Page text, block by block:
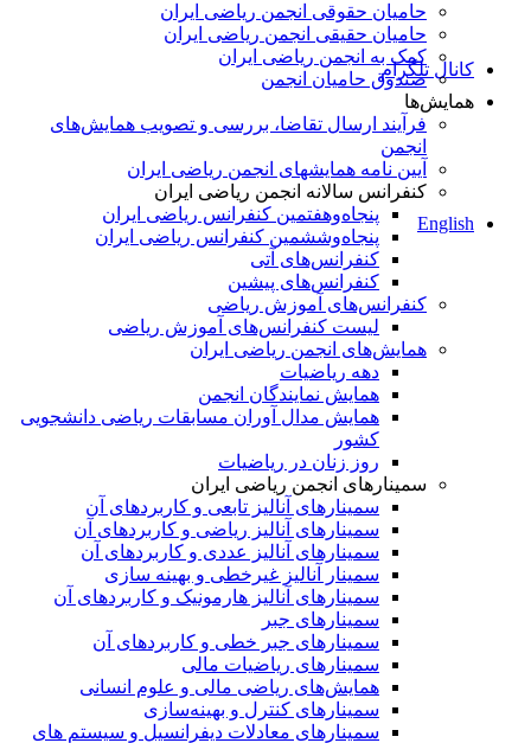
کانال تلگرام
English
حامیان حقوقی انجمن ریاضی ایران
حامیان حقیقی انجمن ریاضی ایران
کمک به انجمن ریاضی ایران
صندوق حامیان انجمن
همایش‌ها
فرآیند ارسال تقاضا، بررسی و تصویب همایش‌های
انجمن
آیین نامه همایشهای انجمن ریاضی ایران
کنفرانس‌ سالانه انجمن ریاضی ایران
پنجاه‌و‌هفتمین کنفرانس ریاضی ایران
پنجاه‌و‌ششمین کنفرانس ریاضی ایران
کنفرانس‌های آتی
کنفرانس‎‌های پیشین
کنفرانس‌های آموزش ریاضی
لیست کنفرانس‌های آموزش ریاضی
همایش‌های انجمن ریاضی ایران
دهه ریاضیات
همایش نمایندگان انجمن
همایش مدال آوران مسابقات ریاضی دانشجویی
کشور
روز زنان در ریاضیات
سمینارهای انجمن ریاضی ایران
سمینارهای آنالیز تابعی و کاربردهای آن
سمینارهای آنالیز ریاضی و کاربردهای آن
سمینارهای آنالیز عددی و کاربردهای آن
سمینار آنالیز غیرخطی و بهینه سازی
سمینارهای آنالیز هارمونیک و کاربردهای آن
سمینار‌های جبر
سمینارهای جبر خطی و کاربردهای آن
سمینار‌های ریاضیات مالی
همایش‌های ریاضی مالی و علوم انسانی
سمینارهای کنترل و بهینه‌سازی
سمینارهای معادلات دیفرانسیل و سیستم های